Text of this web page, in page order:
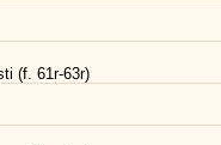
(f. 61r-63r)